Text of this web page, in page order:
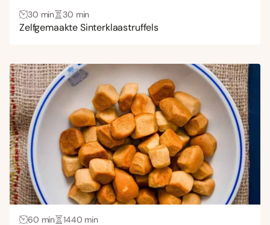
30 min 30 min
Zelfgemaakte Sinterklaastruffels
60 min 1440 min